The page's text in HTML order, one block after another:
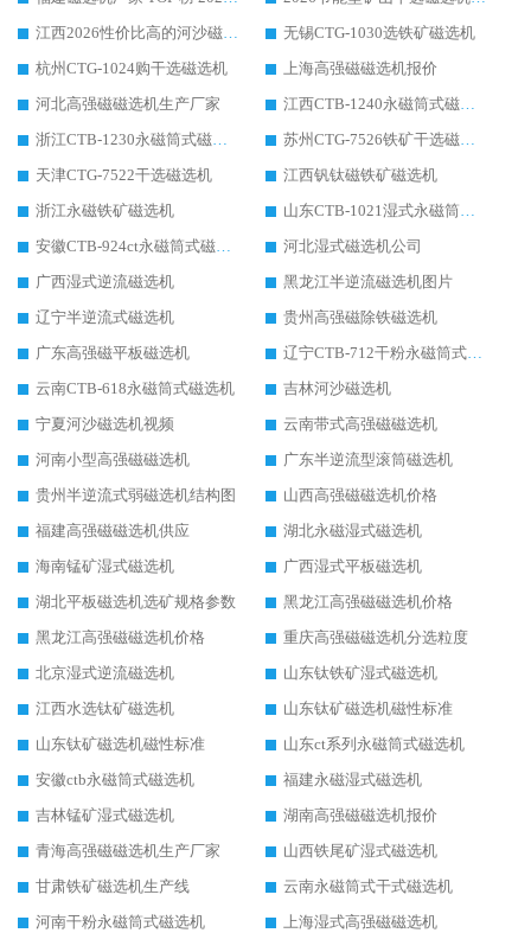
江西2026性价比高的河沙磁选机生产厂家工作原理(通俗 + 专业双版，适配产品文案/介绍使用)
无锡CTG-1030选铁矿磁选机
杭州CTG-1024购干选磁选机
上海高强磁磁选机报价
河北高强磁磁选机生产厂家
江西CTB-1240永磁筒式磁选机厂家
浙江CTB-1230永磁筒式磁选机生产厂家
苏州CTG-7526铁矿干选磁选机
天津CTG-7522干选磁选机
江西钒钛磁铁矿磁选机
浙江永磁铁矿磁选机
山东CTB-1021湿式永磁筒式磁选机
安徽CTB-924ct永磁筒式磁选机
河北湿式磁选机公司
广西湿式逆流磁选机
黑龙江半逆流磁选机图片
辽宁半逆流式磁选机
贵州高强磁除铁磁选机
广东高强磁平板磁选机
辽宁CTB-712干粉永磁筒式磁选机
云南CTB-618永磁筒式磁选机
吉林河沙磁选机
宁夏河沙磁选机视频
云南带式高强磁磁选机
河南小型高强磁磁选机
广东半逆流型滚筒磁选机
贵州半逆流式弱磁选机结构图
山西高强磁磁选机价格
福建高强磁磁选机供应
湖北永磁湿式磁选机
海南锰矿湿式磁选机
广西湿式平板磁选机
湖北平板磁选机选矿规格参数
黑龙江高强磁磁选机价格
黑龙江高强磁磁选机价格
重庆高强磁磁选机分选粒度
北京湿式逆流磁选机
山东钛铁矿湿式磁选机
江西水选钛矿磁选机
山东钛矿磁选机磁性标准
山东钛矿磁选机磁性标准
山东ct系列永磁筒式磁选机
安徽ctb永磁筒式磁选机
福建永磁湿式磁选机
吉林锰矿湿式磁选机
湖南高强磁磁选机报价
青海高强磁磁选机生产厂家
山西铁尾矿湿式磁选机
甘肃铁矿磁选机生产线
云南永磁筒式干式磁选机
河南干粉永磁筒式磁选机
上海湿式高强磁磁选机